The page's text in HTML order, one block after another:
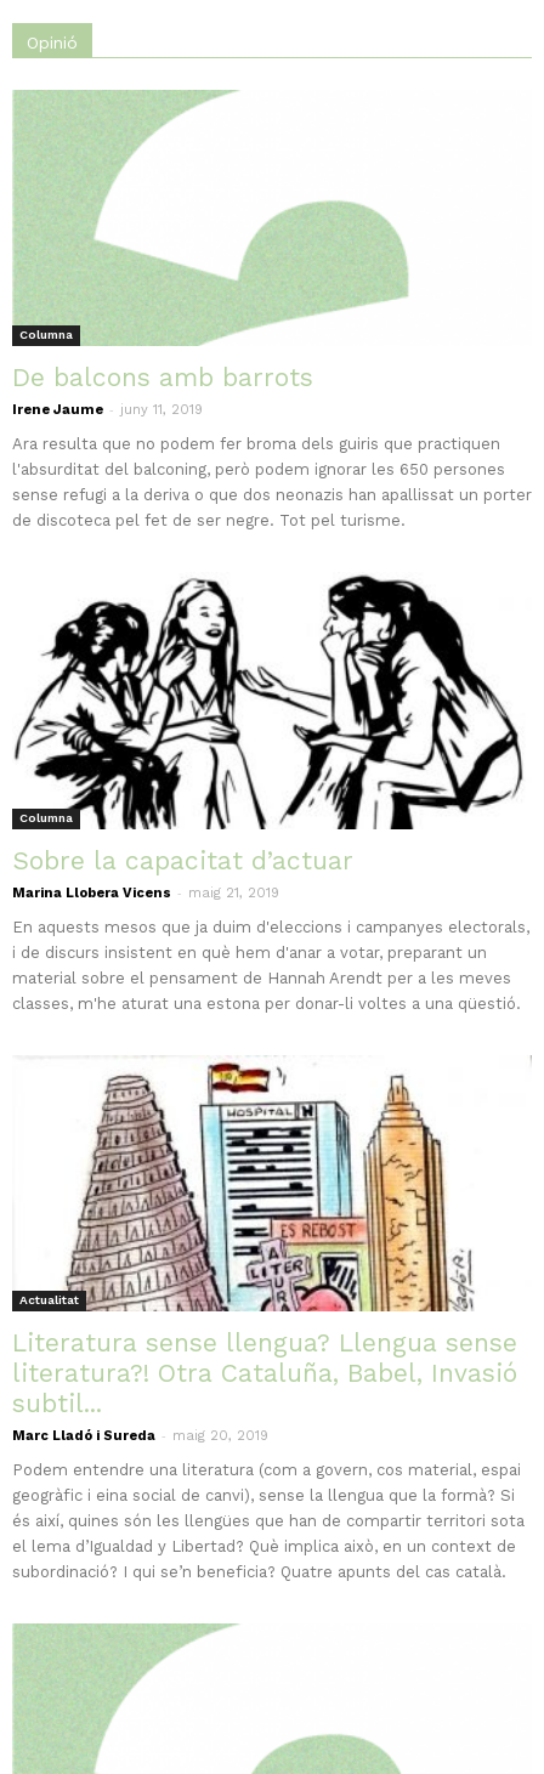
Opinió
Columna
De balcons amb barrots
Irene Jaume - juny 11, 2019
Ara resulta que no podem fer broma dels guiris que practiquen
l'absurditat del balconing, però podem ignorar les 650 persones
sense refugi a la deriva o que dos neonazis han apallissat un porter
de discoteca pel fet de ser negre. Tot pel turisme.
Columna
Sobre la capacitat d’actuar
Marina Llobera Vicens - maig 21, 2019
En aquests mesos que ja duim d'eleccions i campanyes electorals,
i de discurs insistent en què hem d'anar a votar, preparant un
material sobre el pensament de Hannah Arendt per a les meves
classes, m'he aturat una estona per donar-li voltes a una qüestió.
Actualitat
Literatura sense llengua? Llengua sense
literatura?! Otra Cataluña, Babel, Invasió
subtil...
Marc Lladó i Sureda - maig 20, 2019
Podem entendre una literatura (com a govern, cos material, espai
geogràfic i eina social de canvi), sense la llengua que la formà? Si
és així, quines són les llengües que han de compartir territori sota
el lema d’Igualdad y Libertad? Què implica això, en un context de
subordinació? I qui se’n beneficia? Quatre apunts del cas català.